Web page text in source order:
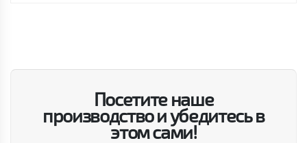
Посетите наше
производство и убедитесь в
этом сами!